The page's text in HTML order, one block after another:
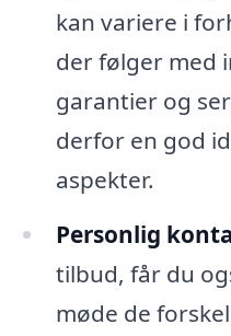
kan variere i
der følger med
garantier og
derfor en god
aspekter.
Personlig
tilbud, får du
møde de